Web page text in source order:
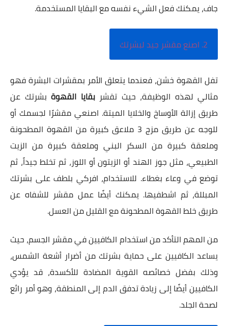
جاف، يمكنك فعل الشيء نفسه مع البقايا المستخدمة.
2. اصنع مقشر جيد لبشرتك
تفل القهوة خشن، فعندما يتعلق الأمر بمقشرات البشرة فهو
مثالي لهذه الوظيفة، حيث تقشربقايا القهوة بشرتك عن
طريق إزالة الأوساخ والخلايا الميتة. اصنعي مقشرًا لجسمك أو
للوجه عن طريق مزج 3 ملاعق كبيرة من القهوة المطحونة
وملعقة كبيرة من السكر البني وملعقة كبيرة من الزيت
الطبيعي، مثل جوز الهند أو الزيتون أو اللوز، ثم تخلط جيداً، ثم
توضع في وعاء بغطاء. للاستخدام، افركي بلطف على بشرتك
المبللة، ثم اشطفيها. يمكنك أيضًا عمل مقشر للشفاه عن
طريق خلط القهوة المطحونة مع القليل من العسل.
من المهم التأكد من استخدام الكافيين في مقشر الجسم، حيث
يساعد الكافيين على حماية بشرتك من أضرار أشعة الشمس،
وذلك بفضل خصائصه القوية المضادة للأكسدة، قد يؤدي
الكافيين أيضًا إلى زيادة تدفق الدم إلى المنطقة، وهو أمر رائع
لصحة الجلد.